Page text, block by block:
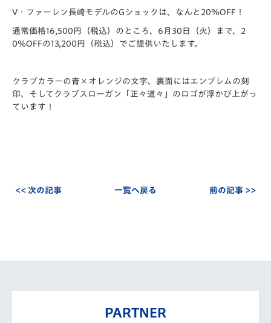
V ・ファーレン長崎モデルのGショックは、 なんと20％OFF！
通常価格16,500円（税込）のところ、6月30日（火）まで、 2
0％OFFの13,200円（税込） でご提供いたします。
クラブカラーの青×オレンジの文字、裏面にはエンブレムの刻
印、そしてクラブスローガン「正々道々」のロゴが浮かび上がっ
ています！
<< 次の記事 一覧へ戻る 前の記事 >>
PARTNER